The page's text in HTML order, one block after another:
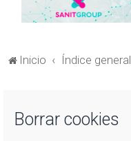
Inicio Índice general
Borrar cookies